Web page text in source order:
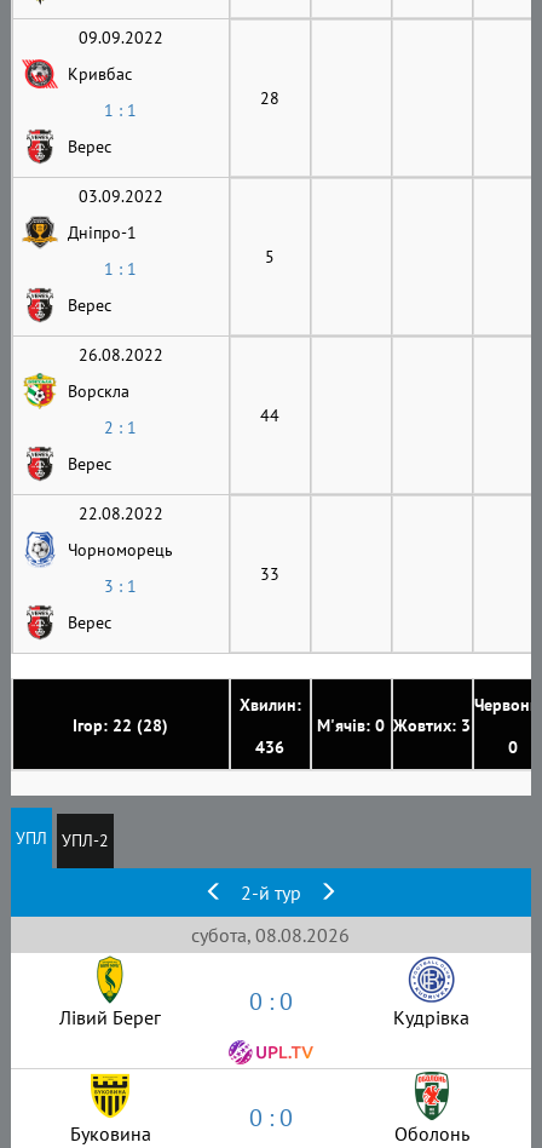
Ігор: 22 (28)
Хвилин:
436
М'ячів: 0 Жовтих: 3
0
09.09.2022
Кривбас
1 : 1
Верес
28
03.09.2022
Дніпро-1
1 : 1
Верес
5
26.08.2022
Ворскла
2 : 1
Верес
44
22.08.2022
Чорноморець
3 : 1
Верес
33
УПЛ УПЛ-2
2-й тур
субота, 08.08.2026
Лівий Берег 0 : 0 Кудрівка
Буковина 0 : 0 Оболонь